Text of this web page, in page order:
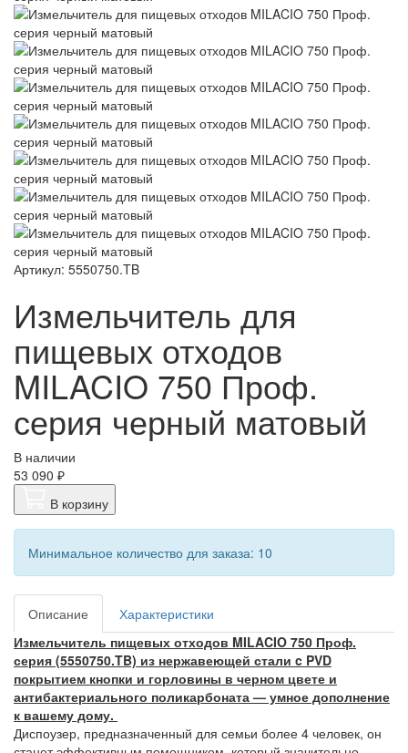
Артикул: 5550750.TB
Измельчитель для
пищевых отходов
MILACIO 750 Проф.
серия черный матовый
В наличии
53 090 ₽
В корзину
Минимальное количество для заказа: 10
Описание
Характеристики
Измельчитель пищевых отходов MILACIO 750 Проф.
серия (5550750.TB) из нержавеющей стали c PVD
покрытием кнопки и горловины в черном цвете и
антибактериального поликарбоната — умное дополнение
к вашему дому.
Диспоузер, предназначенный для семьи более 4 человек, он